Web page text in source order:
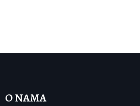
O NAMA